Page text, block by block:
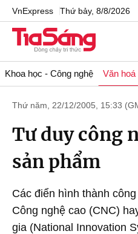
VnExpress Thứ bảy, 8/8/2026
Khoa học - Công nghệ Văn hoá
Thứ năm, 22/12/2005, 15:33
Tư duy công
sản phẩm
Các điển hình thành
Công nghệ cao (CNC)
gia (National Innovation